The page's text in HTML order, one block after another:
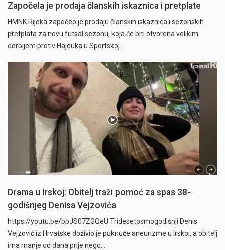
Započela je prodaja članskih iskaznica i pretplate
HMNK Rijeka započeo je prodaju članskih iskaznica i sezonskih
pretplata za novu futsal sezonu, koja će biti otvorena velikim
derbijem protiv Hajduka u Sportskoj…
Drama u Irskoj: Obitelj traži pomoć za spas 38-
godišnjeg Denisa Vejzovića
https://youtu.be/bbJS07ZGQeU Tridesetosmogodišnji Denis
Vejzović iz Hrvatske doživio je puknuće aneurizme u Irskoj, a obitelj
ima manje od dana prije nego…